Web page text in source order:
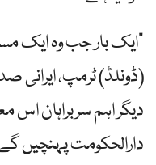
"ایک بار جب وہ ایک
(ڈونلڈ) ٹرمپ، ایرانی
دیگر اہم سربراہان
دارالحکومت پہنچیں